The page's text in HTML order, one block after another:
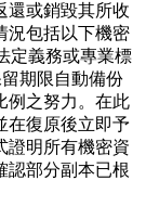
還或銷毀其所收
況包括以下機密
定義務或專業標
期限自動備份
例之努力。在此
在復原後立即予
證明所有機密資
認部分副本已根